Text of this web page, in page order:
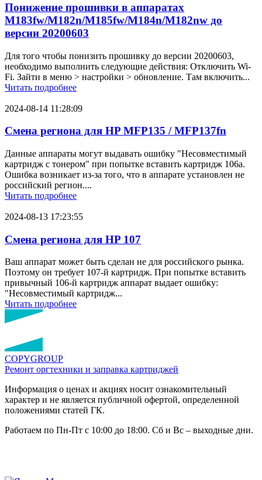
Понижение прошивки в аппаратах
M183fw/M182n/M185fw/M184n/M182nw до
версии 20200603
Для того чтобы понизить прошивку до версии 20200603,
необходимо выполнить следующие действия: Отключить Wi-
Fi. Зайти в меню > настройки > обновление. Там включить...
Читать подробнее
2024-08-14 11:28:09
Смена региона для HP MFP135 / MFP137fn
Данные аппараты могут выдавать ошибку "Несовместимый
картридж с тонером" при попытке вставить картридж 106a.
Ошибка возникает из-за того, что в аппарате установлен не
российский регион....
Читать подробнее
2024-08-13 17:23:55
Смена региона для HP 107
Ваш аппарат может быть сделан не для российского рынка.
Поэтому он требует 107-й картридж. При попытке вставить
привычный 106-й картридж аппарат выдает ошибку:
"Несовместимый картридж...
Читать подробнее
COPYGROUP
Ремонт оргтехники и заправка картриджей
Информация о ценах и акциях носит ознакомительный
характер и не является публичной офертой, определенной
положениями статей ГК.
Работаем по Пн-Пт с 10:00 до 18:00. Сб и Вс – выходные дни.